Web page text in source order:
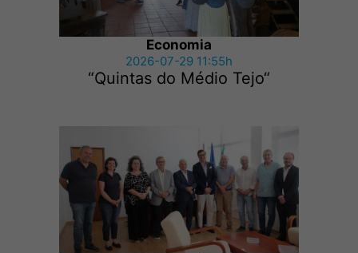
Economia
2026-07-29 11:55h
“Quintas do Médio Tejo“